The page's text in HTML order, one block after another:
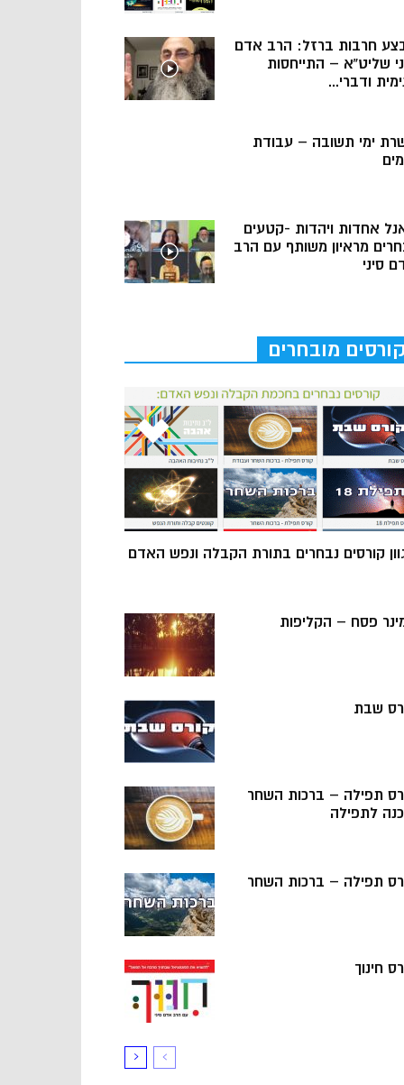
חרבות ברזל: הרב אדם
שליט”א – התייחסות
ודברי...
ימי תשובה – עבודת
אחדות ויהדות -קטעים
מראיון משותף עם הרב
סיני
קורסים מובחרים
קורסים נבחרים בתורת הקבלה ונפש האדם
פסח – הקליפות
שבת
תפילה – ברכות השחר
לתפילה
תפילה – ברכות השחר
חינוך